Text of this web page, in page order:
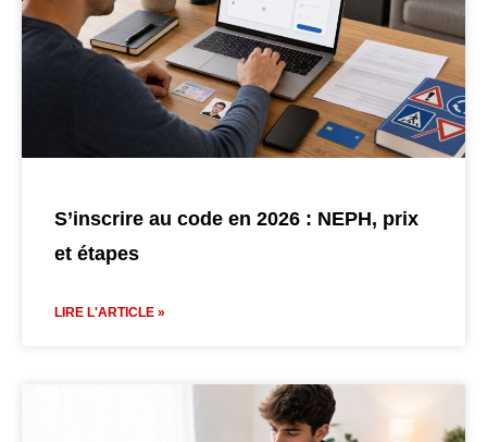
S’inscrire au code en 2026 : NEPH, prix
et étapes
LIRE L'ARTICLE »